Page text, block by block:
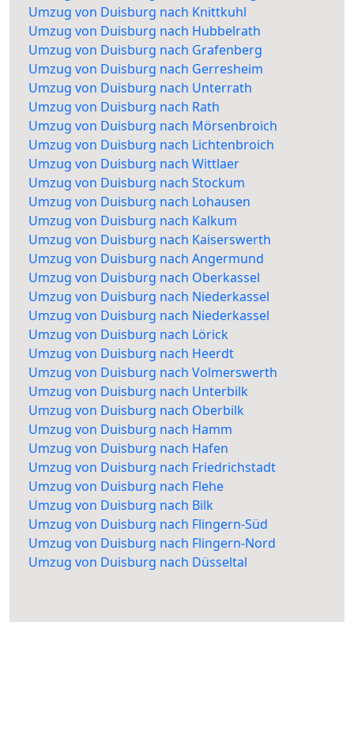
Umzug von Duisburg nach Knittkuhl
Umzug von Duisburg nach Hubbelrath
Umzug von Duisburg nach Grafenberg
Umzug von Duisburg nach Gerresheim
Umzug von Duisburg nach Unterrath
Umzug von Duisburg nach Rath
Umzug von Duisburg nach Mörsenbroich
Umzug von Duisburg nach Lichtenbroich
Umzug von Duisburg nach Wittlaer
Umzug von Duisburg nach Stockum
Umzug von Duisburg nach Lohausen
Umzug von Duisburg nach Kalkum
Umzug von Duisburg nach Kaiserswerth
Umzug von Duisburg nach Angermund
Umzug von Duisburg nach Oberkassel
Umzug von Duisburg nach Niederkassel
Umzug von Duisburg nach Niederkassel
Umzug von Duisburg nach Lörick
Umzug von Duisburg nach Heerdt
Umzug von Duisburg nach Volmerswerth
Umzug von Duisburg nach Unterbilk
Umzug von Duisburg nach Oberbilk
Umzug von Duisburg nach Hamm
Umzug von Duisburg nach Hafen
Umzug von Duisburg nach Friedrichstadt
Umzug von Duisburg nach Flehe
Umzug von Duisburg nach Bilk
Umzug von Duisburg nach Flingern-Süd
Umzug von Duisburg nach Flingern-Nord
Umzug von Duisburg nach Düsseltal